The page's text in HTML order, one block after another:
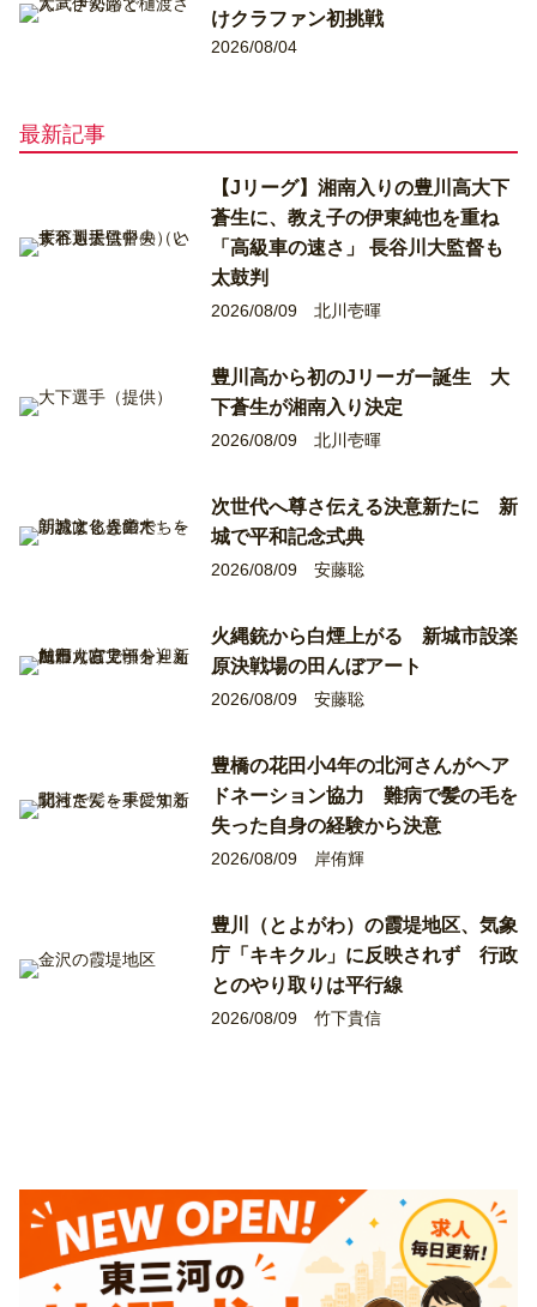
けクラファン初挑戦
2026/08/04
最新記事
【Jリーグ】湘南入りの豊川高大下
蒼生に、教え子の伊東純也を重ね
「高級車の速さ」 長谷川大監督も
太鼓判
2026/08/09 北川壱暉
豊川高から初のJリーガー誕生 大
下蒼生が湘南入り決定
2026/08/09 北川壱暉
次世代へ尊さ伝える決意新たに 新
城で平和記念式典
2026/08/09 安藤聡
火縄銃から白煙上がる 新城市設楽
原決戦場の田んぼアート
2026/08/09 安藤聡
豊橋の花田小4年の北河さんがヘア
ドネーション協力 難病で髪の毛を
失った自身の経験から決意
2026/08/09 岸侑輝
豊川（とよがわ）の霞堤地区、気象
庁「キキクル」に反映されず 行政
とのやり取りは平行線
2026/08/09 竹下貴信